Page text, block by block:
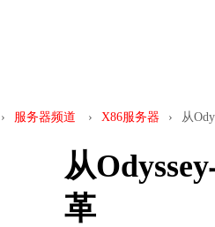
› 服务器频道 › X86服务器 › 从
从
革